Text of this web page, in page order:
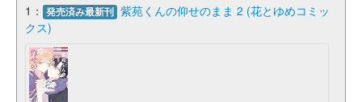
1： 発売済み最新刊 紫苑くんの仰せのまま 2 (花とゆめコミッ
クス)